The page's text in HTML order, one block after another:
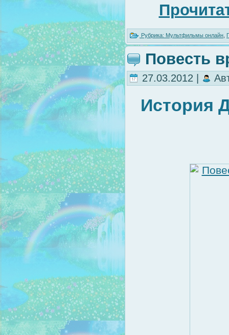
Рубрика: Мультфильмы онлайн
Повесть
27.03.2012 |
История